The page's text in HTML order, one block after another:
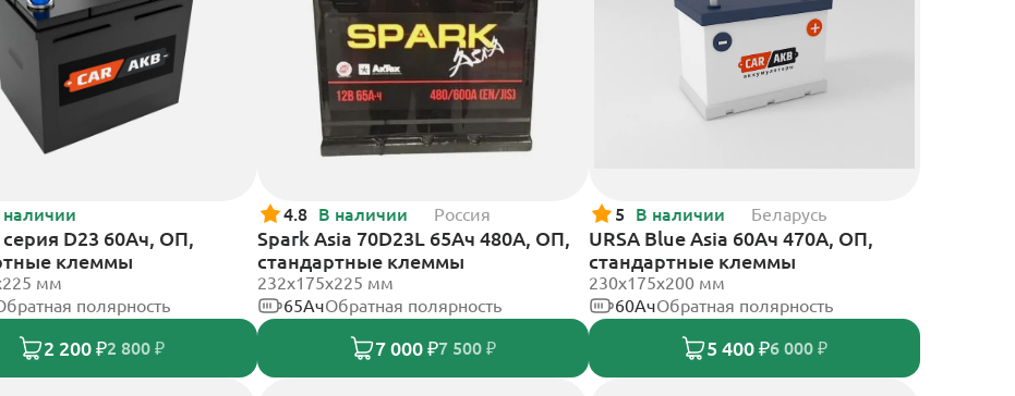
наличии
D23 60Ач, ОП,
клеммы
мм
полярность
2 200 ₽2 800 ₽
4.8 В наличии Россия
Spark Asia 70D23L 65Ач 480А, ОП,
стандартные клеммы
232x175x225 мм
65АчОбратная полярность
7 000 ₽7 500 ₽
5 В наличии Беларусь
URSA Blue Asia 60Ач 470А, ОП,
стандартные клеммы
230x175x200 мм
60АчОбратная полярность
5 400 ₽6 000 ₽